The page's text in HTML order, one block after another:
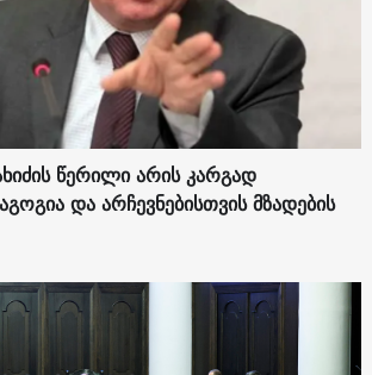
წერილი არის კარგად
და არჩევნებისთვის მზადების